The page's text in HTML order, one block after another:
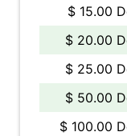
$ 15.00
$ 20.00
$ 25.00
$ 50.00
$ 100.00